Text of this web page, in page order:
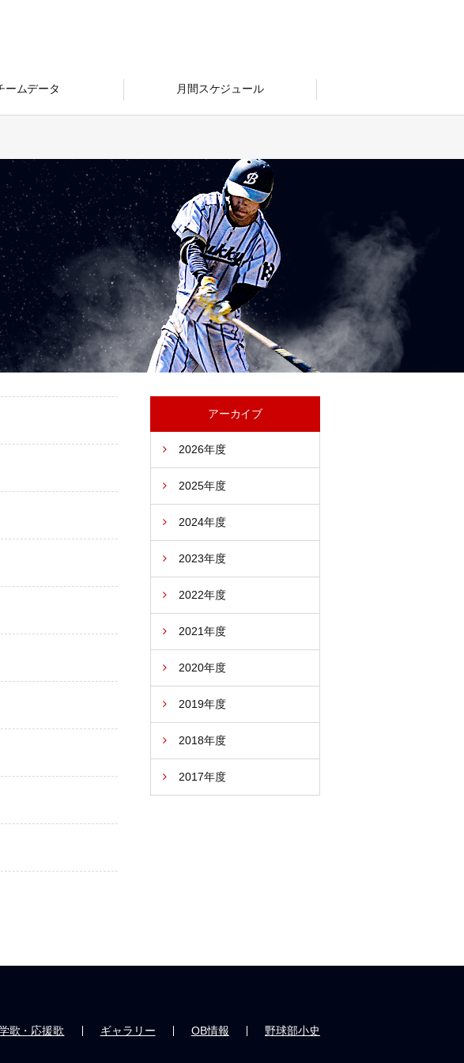
ームデータ 月間スケジュール
アーカイブ
2026年度
2025年度
2024年度
2023年度
2022年度
2021年度
2020年度
2019年度
2018年度
2017年度
歌・応援歌 ギャラリー OB情報 野球部小史